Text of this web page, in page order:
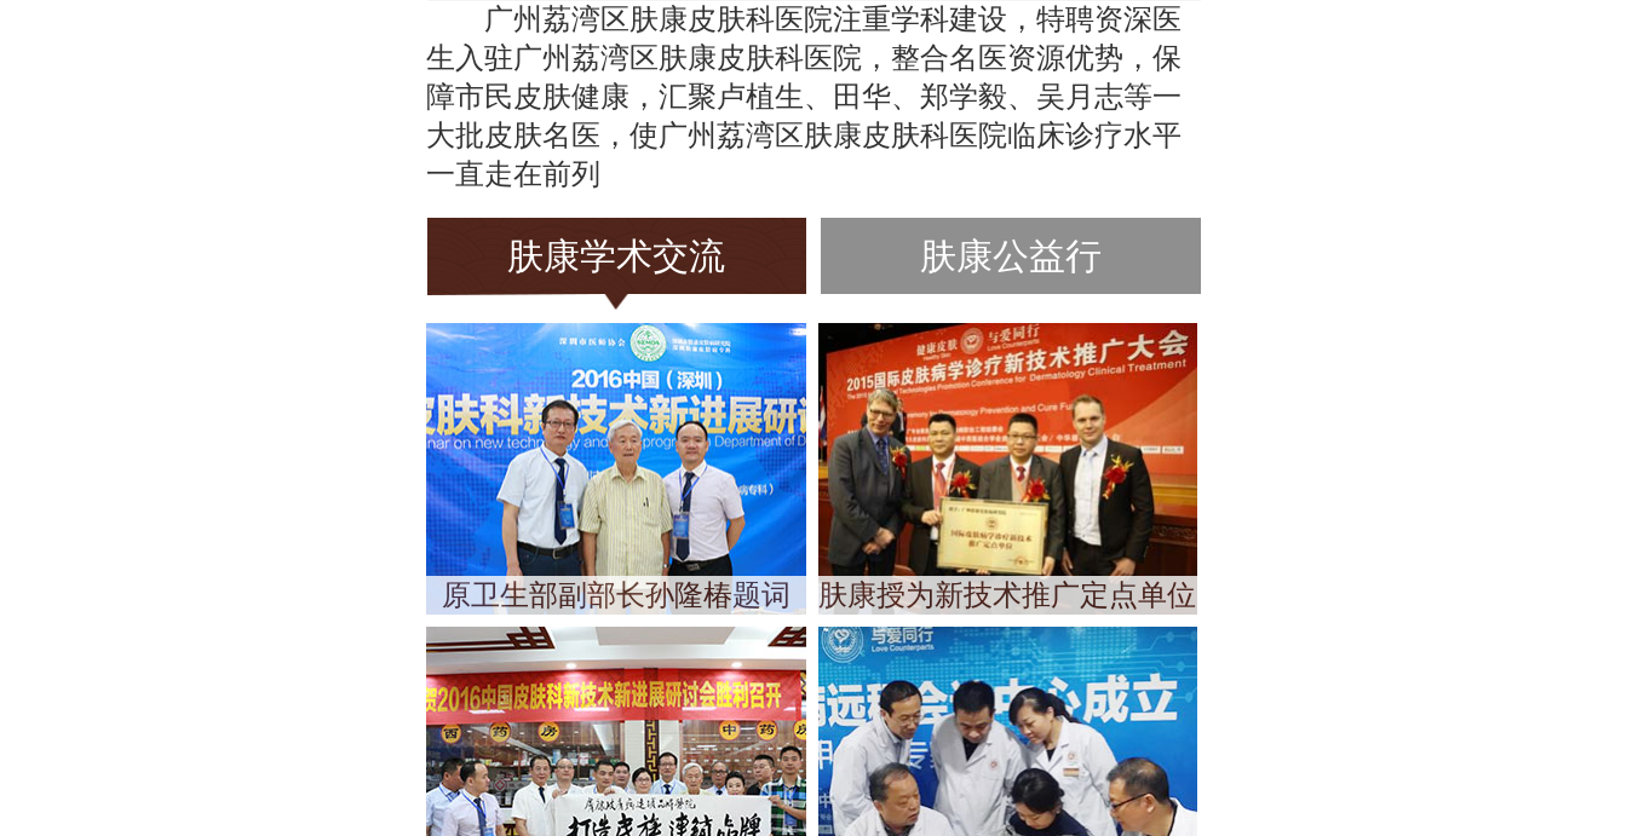
广州荔湾区肤康皮肤科医院注重学科建设，特聘资深医
生入驻广州荔湾区肤康皮肤科医院，整合名医资源优势，保
障市民皮肤健康，汇聚卢植生、田华、郑学毅、吴月志等一
大批皮肤名医，使广州荔湾区肤康皮肤科医院临床诊疗水平
一直走在前列
肤康学术交流 肤康公益行
原卫生部副部长孙隆椿题词 肤康授为新技术推广定点单位